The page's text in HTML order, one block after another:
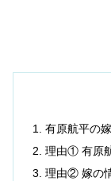
有原航平の
理由① 有原
理由② 嫁の